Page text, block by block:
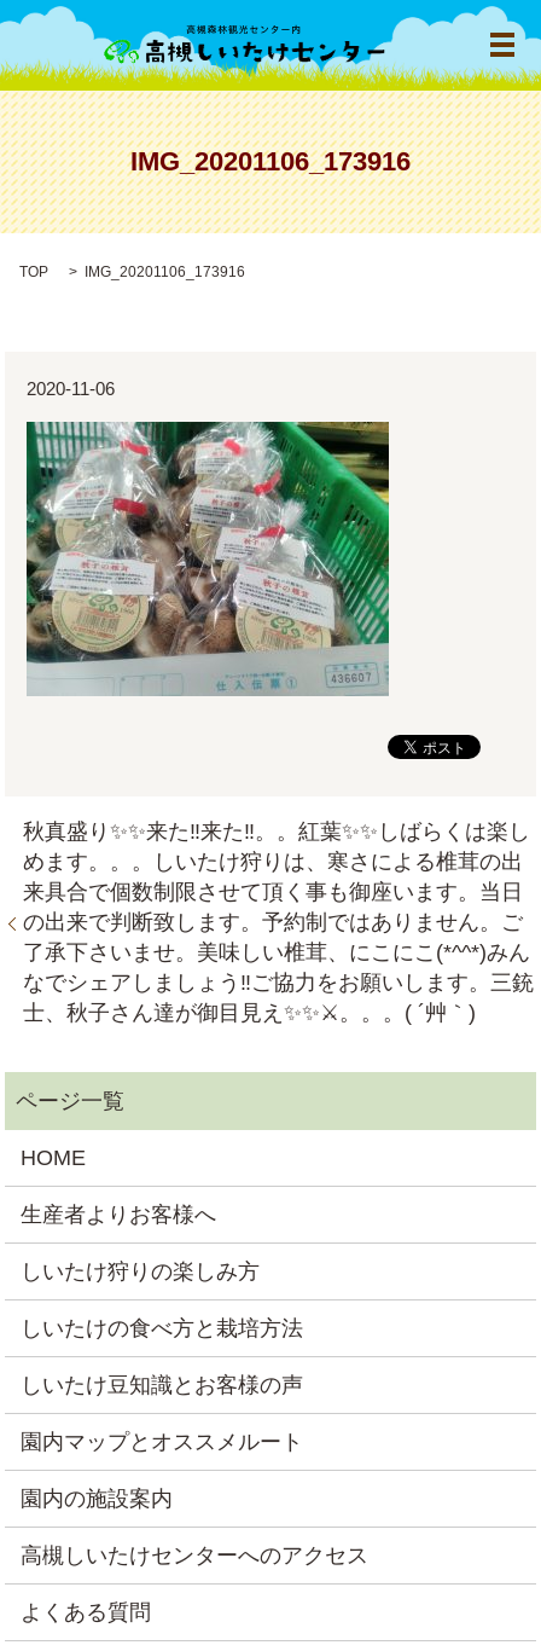
メ
IMG_20201106_173916
TOP IMG_20201106_173916
2020-11-06
秋真盛り✨✨来た‼来た‼。。紅葉✨✨しばらくは楽し
めます。。。しいたけ狩りは、寒さによる椎茸の出
来具合で個数制限させて頂く事も御座います。当日
の出来で判断致します。予約制ではありません。ご
了承下さいませ。美味しい椎茸、にこにこ(*^^*)みん
なでシェアしましょう‼ご協力をお願いします。三銃
士、秋子さん達が御目見え✨✨⚔。。。( ´艸｀)
HOME
生産者よりお客様へ
しいたけ狩りの楽しみ方
しいたけの食べ方と栽培方法
しいたけ豆知識とお客様の声
園内マップとオススメルート
園内の施設案内
高槻しいたけセンターへのアクセス
よくある質問